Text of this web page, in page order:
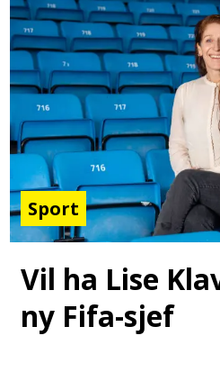
Sport
Vil ha Lise
ny Fifa-sjef